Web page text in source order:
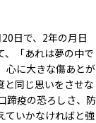
日で、2年の月日
、「あれは夢の中で
心に大きな傷あとが
と同じ思いをさせな
蹄疫の恐ろしさ、防
ていかなければと強